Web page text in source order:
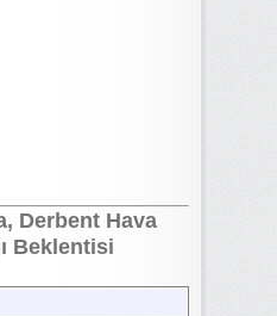
Derbent Hava
Beklentisi